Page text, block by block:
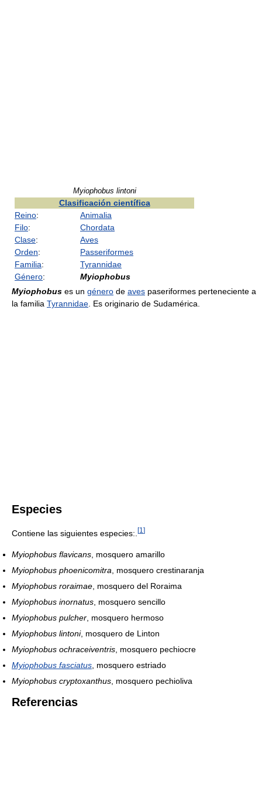
Myiophobus lintoni
Clasificación científica
Reino:
Animalia
Filo:
Chordata
Clase:
Aves
Orden:
Passeriformes
Familia:
Tyrannidae
Género:
Myiophobus
Myiophobus es un género de aves paseriformes perteneciente a
la familia Tyrannidae . Es originario de Sudamérica.
Especies
Contiene las siguientes especies:. [1 ]
Myiophobus flavicans , mosquero amarillo
Myiophobus phoenicomitra , mosquero crestinaranja
Myiophobus roraimae , mosquero del Roraima
Myiophobus inornatus , mosquero sencillo
Myiophobus pulcher , mosquero hermoso
Myiophobus lintoni, mosquero de Linton
Myiophobus ochraceiventris , mosquero pechiocre
Myiophobus fasciatus , mosquero estriado
Myiophobus cryptoxanthus , mosquero pechioliva
Referencias